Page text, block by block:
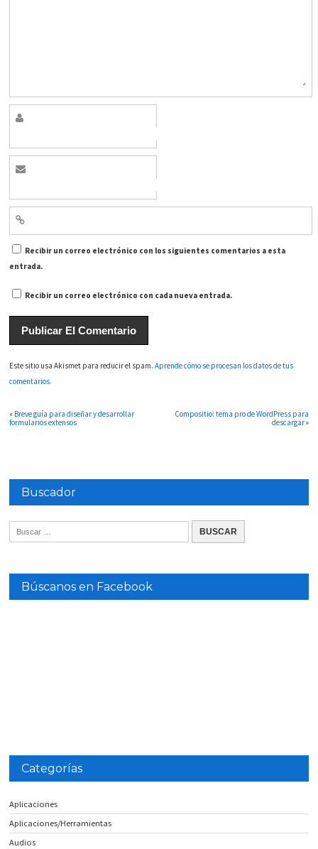
Recibir un correo electrónico con los siguientes comentarios a esta
entrada.
Recibir un correo electrónico con cada nueva entrada.
Este sitio usa Akismet para reducir el spam.Aprende cómo se procesan los datos de tus
comentarios.
« Breve guía para diseñar y desarrollar
formularios extensos
Compositio: tema pro de WordPress para
descargar»
Buscador
Búscanos en Facebook
Categorías
Aplicaciones
Aplicaciones/Herramientas
Audios